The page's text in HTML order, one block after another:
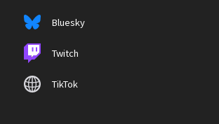
Bluesky
Twitch
TikTok